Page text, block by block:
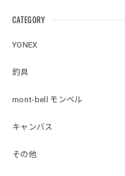
CATEGORY
YONEX
釣具
mont-bell モンベル
キャンバス
その他